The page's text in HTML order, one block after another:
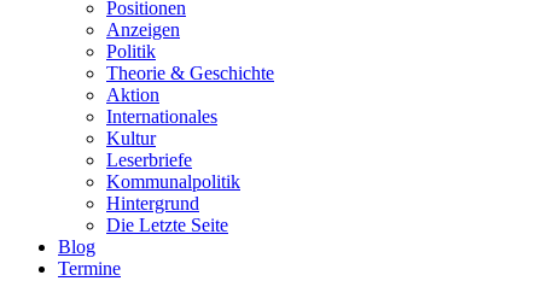
Positionen
Anzeigen
Politik
Theorie & Geschichte
Aktion
Internationales
Kultur
Leserbriefe
Kommunalpolitik
Hintergrund
Die Letzte Seite
Blog
Termine